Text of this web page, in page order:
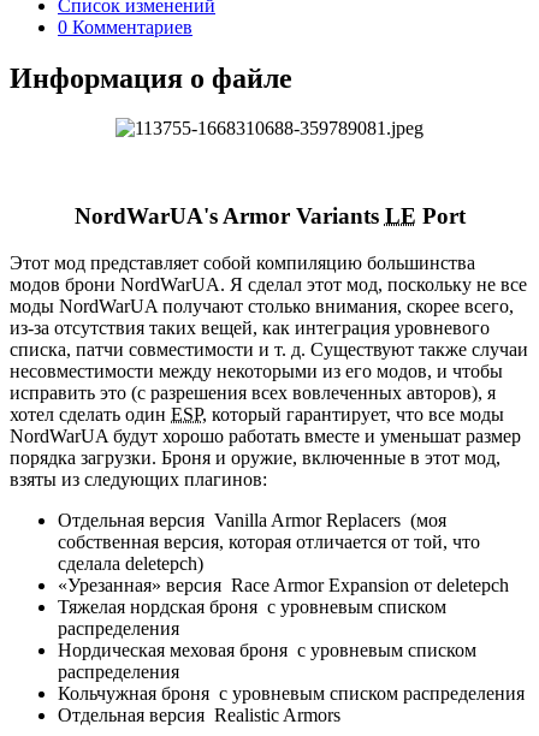
Список изменений
0 Комментариев
Информация о файле
NordWarUA's Armor Variants LE Port
Этот мод представляет собой компиляцию большинства
модов брони NordWarUA. Я сделал этот мод, поскольку не все
моды NordWarUA получают столько внимания, скорее всего,
из-за отсутствия таких вещей, как интеграция уровневого
списка, патчи совместимости и т. д. Существуют также случаи
несовместимости между некоторыми из его модов, и чтобы
исправить это (с разрешения всех вовлеченных авторов), я
хотел сделать один ESP, который гарантирует, что все моды
NordWarUA будут хорошо работать вместе и уменьшат размер
порядка загрузки. Броня и оружие, включенные в этот мод,
взяты из следующих плагинов:
Отдельная версия Vanilla Armor Replacers (моя
собственная версия, которая отличается от той, что
сделала deletepch)
«Урезанная» версия Race Armor Expansion от deletepch
Тяжелая нордская броня с уровневым списком
распределения
Нордическая меховая броня с уровневым списком
распределения
Кольчужная броня с уровневым списком распределения
Отдельная версия Realistic Armors